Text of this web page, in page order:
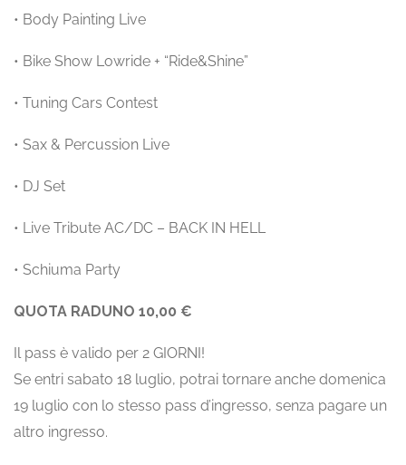
• Body Painting Live
• Bike Show Lowride + “Ride&Shine”
• Tuning Cars Contest
• Sax & Percussion Live
• DJ Set
• Live Tribute AC/DC – BACK IN HELL
• Schiuma Party
QUOTA RADUNO 10,00 €
Il pass è valido per 2 GIORNI!
Se entri sabato 18 luglio, potrai tornare anche domenica
19 luglio con lo stesso pass d’ingresso, senza pagare un
altro ingresso.